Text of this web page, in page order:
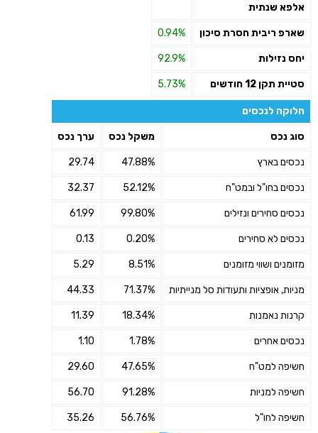
אלפא שנתית
שארפ ריבית חסרת סיכון 0.94%
יחס נזילות 92.9%
סטיית תקן 12 חודשים 5.73%
חלוקה לנכסים
סוג נכס משקל נכס ערך נכס
נכסים בארץ 47.88%
29.74
נכסים בחו"ל ובמט"ח 52.12%
32.37
נכסים סחירים ונזילים 99.80%
61.99
נכסים לא סחירים 0.20%
0.13
מזומנים ושווי מזומנים 8.51%
5.29
מניות, אופציות ותעודות סל מנייתיות 71.37%
44.33
קרנות נאמנות 18.34%
11.39
נכסים אחרים 1.78%
1.10
חשיפה למט"ח 47.65%
29.60
חשיפה למניות 91.28%
56.70
חשיפה לחו"ל 56.76%
35.26